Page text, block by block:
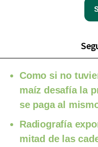
Como si no
maíz desafía la
se paga al
Radiografía
mitad de las